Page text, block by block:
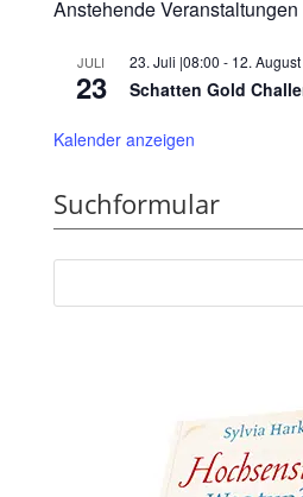
Anstehende Veranstaltungen
JULI
23
23. Juli |08:00 - 12.
Schatten Gold
Kalender anzeigen
Suchformular